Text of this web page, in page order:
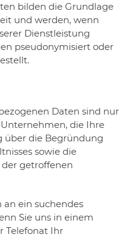
bilden die Grundlage
und werden, wenn
Dienstleistung
pseudonymisiert oder
Daten sind nur
die Ihre
über die Begründung
sowie die
getroffenen
ein suchendes
Sie uns in einem
Telefonat Ihr